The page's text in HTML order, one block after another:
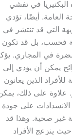
في تفشي
العامة. أيضًا، تؤدي
التي قد تنتشر في
فحسب، بل قد تكون
في المجاري.
يمكن أن يؤدي إلى
الذين يعانون
علاوة على ذلك،
الانسدادات على جودة
غير صحية. وهذا قد
ينزعج الأفراد